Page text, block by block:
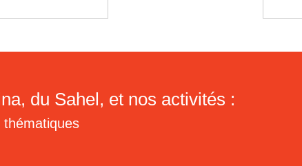
du Sahel, et nos activités :